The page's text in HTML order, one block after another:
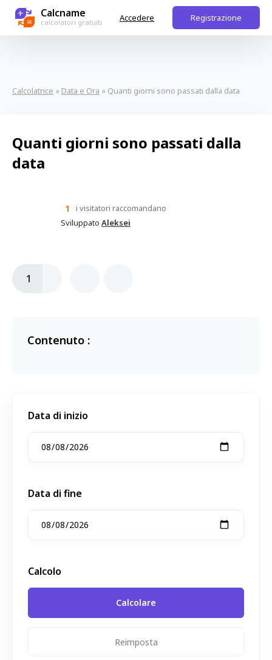
+
=
Calcname
calcolatori gratuiti Accedere Registrazione
Calcolatrice » Data e Ora » Quanti giorni sono passati dalla data
Quanti giorni sono passati dalla
data
1
i visitatori raccomandano
Sviluppato Aleksei
1
Contenuto :
Data di inizio
Data di fine
Calcolo
Reimposta